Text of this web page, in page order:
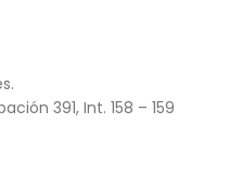
391, Int. 158 – 159